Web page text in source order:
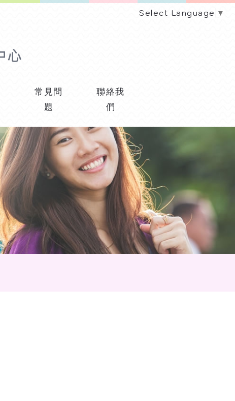
常見問
題
聯絡我
們
Select Language ▼